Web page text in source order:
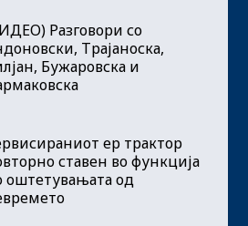
Разговори со
Трајаноска,
Бужаровска и
ер трактор
ставен во функција
оштетувањата од